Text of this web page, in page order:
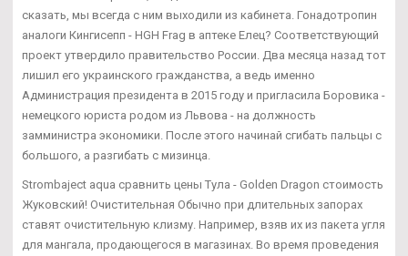
сказать, мы всегда с ним выходили из кабинета. Гонадотропин
аналоги Кингисепп - HGH Frag в аптеке Елец? Соответствующий
проект утвердило правительство России. Два месяца назад тот
лишил его украинского гражданства, а ведь именно
Администрация президента в 2015 году и пригласила Боровика -
немецкого юриста родом из Львова - на должность
замминистра экономики. После этого начинай сгибать пальцы с
большого, а разгибать с мизинца.
Strombaject aqua сравнить цены Тула - Golden Dragon стоимость
Жуковский! Очистительная Обычно при длительных запорах
ставят очистительную клизму. Например, взяв их из пакета угля
для мангала, продающегося в магазинах. Во время проведения